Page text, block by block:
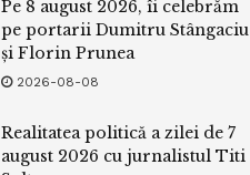
Pe 8 august 2026, îi celebrăm
pe portarii Dumitru Stângaciu
și Florin Prunea
2026-08-08
Realitatea politică a zilei de 7
august 2026 cu jurnalistul Titi